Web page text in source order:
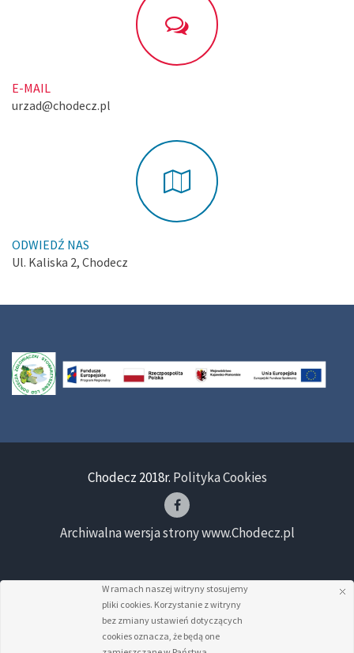
E-MAIL
urzad@chodecz.pl
ODWIEDŹ NAS
Ul. Kaliska 2, Chodecz
Chodecz 2018r. Polityka Cookies
Archiwalna wersja strony www.Chodecz.pl
W ramach naszej witryny stosujemy
pliki cookies. Korzystanie z witryny
bez zmiany ustawień dotyczących
cookies oznacza, że będą one